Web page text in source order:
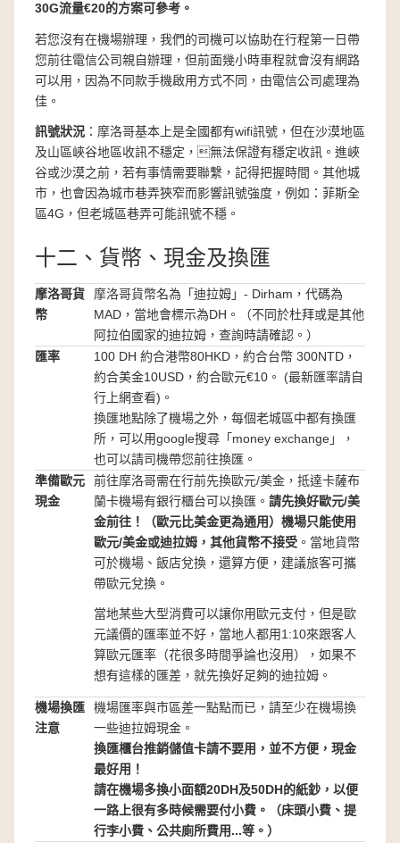
30G流量€20的方案可參考。
若您沒有在機場辦理，我們的司機可以協助在行程第一日帶
您前往電信公司親自辦理，但前面幾小時車程就會沒有網路
可以用，因為不同款手機啟用方式不同，由電信公司處理為
佳。
訊號狀況 ：摩洛哥基本上是全國都有wifi訊號，但在沙漠地區
及山區峽谷地區收訊不穩定，無法保證有穩定收訊。進峽
谷或沙漠之前，若有事情需要聯繫，記得把握時間。其他城
市，也會因為城市巷弄狹窄而影響訊號強度，例如：菲斯全
區4G，但老城區巷弄可能訊號不穩。
十二、貨幣、現金及換匯
摩洛哥貨
幣
摩洛哥貨幣名為「迪拉姆」- Dirham，代碼為
MAD，當地會標示為DH。（不同於杜拜或是其他
阿拉伯國家的迪拉姆，查詢時請確認。）
匯率
100 DH 約合港幣80HKD，約合台幣 300NTD，
約合美金10USD，約合歐元€10。 (最新匯率請自
行上網查看)。
換匯地點除了機場之外，每個老城區中都有換匯
所，可以用google搜尋「money exchange」，
也可以請司機帶您前往換匯。
準備歐元
現金
前往摩洛哥需在行前先換歐元/美金，抵達卡薩布
蘭卡機場有銀行櫃台可以換匯。 請先換好歐元/美
金前往！（歐元比美金更為通用） 機場只能使用
歐元/美金或迪拉姆，其他貨幣不接受 。當地貨幣
可於機場、飯店兌換，還算方便，建議旅客可攜
帶歐元兌換。
當地某些大型消費可以讓你用歐元支付，但是歐
元議價的匯率並不好，當地人都用1:10來跟客人
算歐元匯率（花很多時間爭論也沒用），如果不
想有這樣的匯差，就先換好足夠的迪拉姆。
機場換匯
注意
機場匯率與市區差一點點而已，請至少在機場換
一些迪拉姆現金。
換匯櫃台推銷儲值卡請不要用 ，並不方便，現金
最好用！
請在機場多換小面額20DH及50DH的紙鈔，以便
一路上很有多時候需要付小費。（床頭小費、提
行李小費、公共廁所費用...等。）